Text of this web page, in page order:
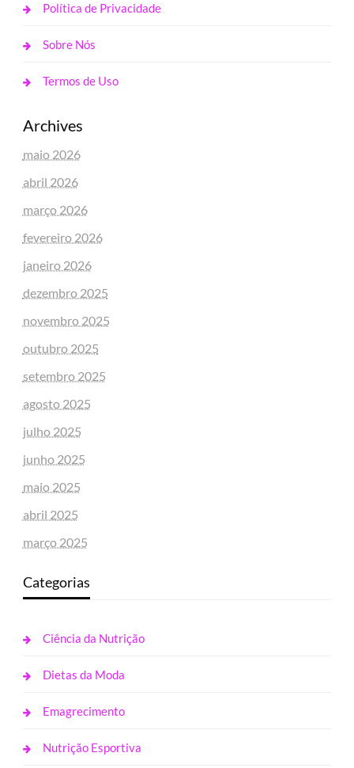
Política de Privacidade
Sobre Nós
Termos de Uso
Archives
maio 2026
abril 2026
março 2026
fevereiro 2026
janeiro 2026
dezembro 2025
novembro 2025
outubro 2025
setembro 2025
agosto 2025
julho 2025
junho 2025
maio 2025
abril 2025
março 2025
Categorias
Ciência da Nutrição
Dietas da Moda
Emagrecimento
Nutrição Esportiva